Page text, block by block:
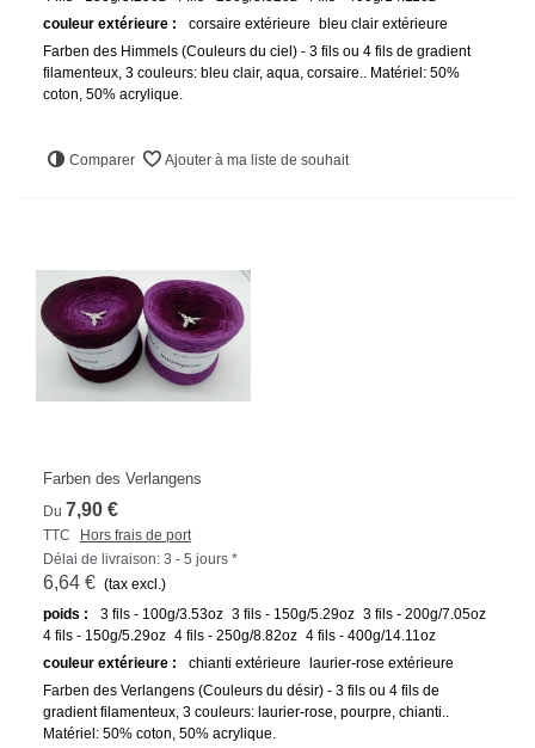
couleur extérieure :
corsaire extérieure
bleu clair extérieure
Farben des Himmels (Couleurs du ciel) - 3 fils ou 4 fils de gradient
filamenteux, 3 couleurs: bleu clair, aqua, corsaire.. Matériel: 50%
coton, 50% acrylique.
Comparer Ajouter à ma liste de souhait
Farben des Verlangens
Du 7,90 €
TTC
Hors frais de port
Délai de livraison: 3 - 5 jours *
6,64 € (tax excl.)
poids :
3 fils - 100g/3.53oz 3 fils - 150g/5.29oz 3 fils - 200g/7.05oz
4 fils - 150g/5.29oz 4 fils - 250g/8.82oz 4 fils - 400g/14.11oz
couleur extérieure :
chianti extérieure laurier-rose extérieure
Farben des Verlangens (Couleurs du désir) - 3 fils ou 4 fils de
gradient filamenteux, 3 couleurs: laurier-rose, pourpre, chianti..
Matériel: 50% coton, 50% acrylique.